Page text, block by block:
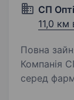
СП
11,0 км
Повна
Компанія
серед